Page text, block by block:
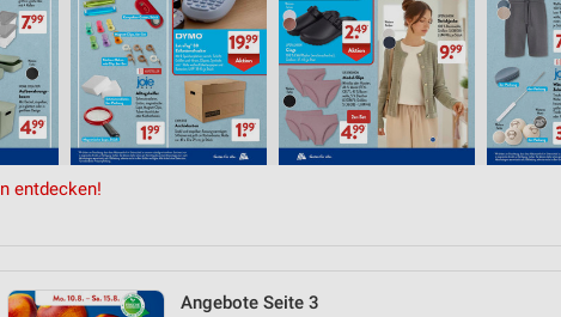
entdecken!
Angebote Seite 3
von Daten aus verschiedenen